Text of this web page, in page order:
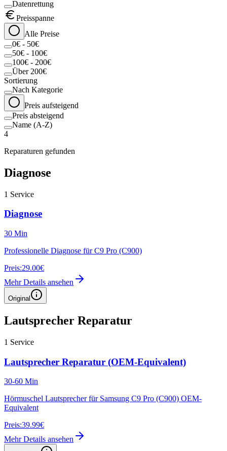
Datenrettung
Preisspanne
Alle Preise
0€ - 50€
50€ - 100€
100€ - 200€
Über 200€
Sortierung
Nach Kategorie
Preis aufsteigend
Preis absteigend
Name (A-Z)
4
Reparaturen gefunden
Diagnose
1 Service
Diagnose
30 Min
Professionelle Diagnose für C9 Pro (C900)
Preis:29.00€
Mehr Details ansehen
Original
Lautsprecher Reparatur
1 Service
Lautsprecher Reparatur (OEM-Equivalent)
30-60 Min
Hörmuschel Lautsprecher für Samsung C9 Pro (C900) OEM-
Equivalent
Preis:39.99€
Mehr Details ansehen